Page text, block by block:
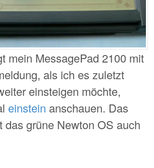
mein MessagePad 2100 mit
als ich es zuletzt
einsteigen möchte,
einstein anschauen. Das
das grüne Newton OS auch